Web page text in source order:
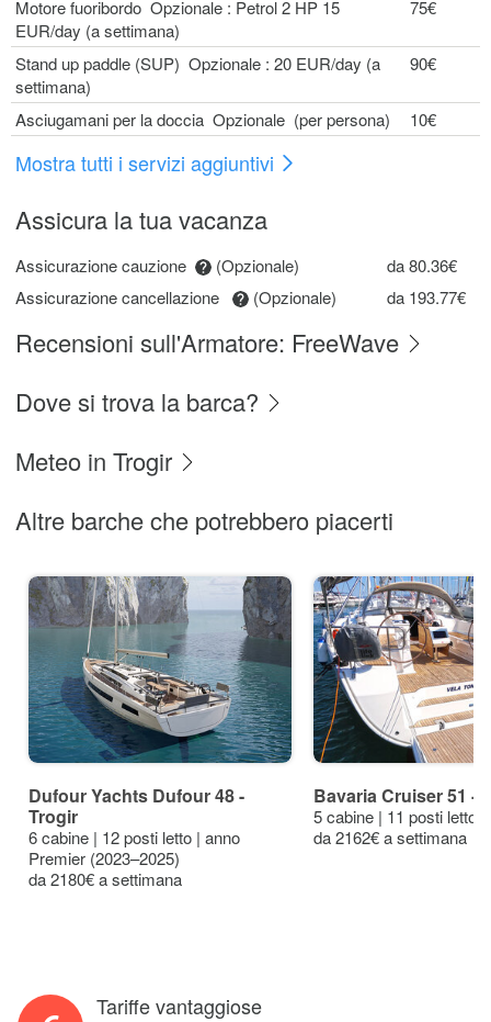
Motore fuoribordo Opzionale : Petrol 2 HP 15
EUR/day (a settimana)
75€
Stand up paddle (SUP) Opzionale : 20 EUR/day (a
settimana)
90€
Asciugamani per la doccia Opzionale (per persona) 10€
Mostra tutti i servizi aggiuntivi
Assicura la tua vacanza
Assicurazione cauzione (Opzionale)
da 80.36€
Assicurazione cancellazione
(Opzionale) da 193.77€
Recensioni sull'Armatore: FreeWave
Dove si trova la barca?
Meteo in Trogir
Altre barche che potrebbero piacerti
Dufour Yachts Dufour 48 -
Trogir
6 cabine | 12 posti letto | anno
Premier (2023–2025)
da 2180€ a settimana
Bavaria Cruiser 51 -
5 cabine | 11 posti letto |
da 2162€ a settimana
Tariffe vantaggiose